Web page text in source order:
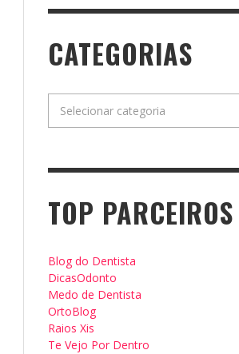
CATEGORIAS
TOP PARCEIROS
Blog do Dentista
DicasOdonto
Medo de Dentista
OrtoBlog
Raios Xis
Te Vejo Por Dentro